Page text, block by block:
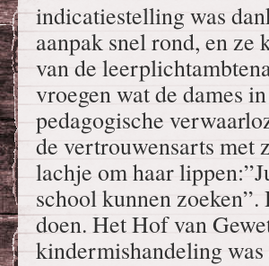
indicatiestelling was
aanpak snel rond, en
van de
vroegen wat de dames
pedagogische
de vertrouwensarts met
lachje om haar
school kunnen
doen. Het Hof van
kindermishandeling was